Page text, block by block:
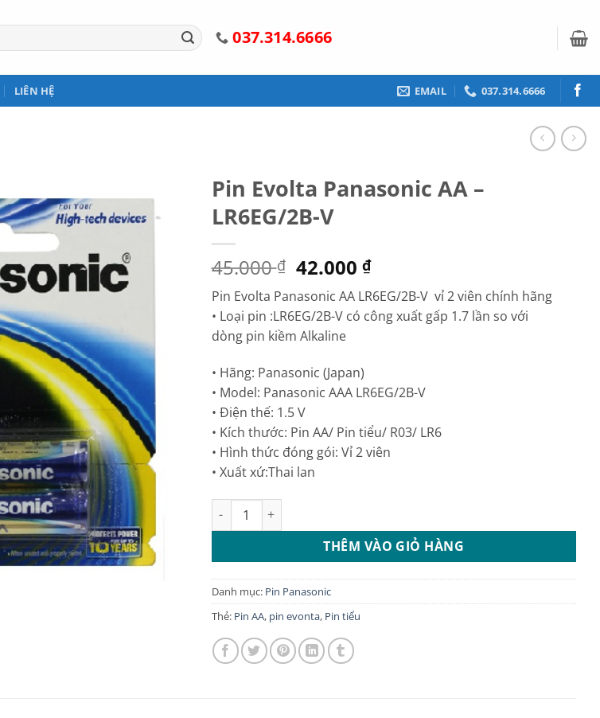
037.314.6666
LIÊN HỆ EMAIL 037.314.6666
Pin Evolta Panasonic AA –
LR6EG/2B-V
45.000₫ Giá
gốc
là:
45.000 ₫.
42.000 ₫Giá
hiện
tại
là:
Pin Evolta Panasonic AA LR6EG/2B-V vỉ 2 viên chính hãng
• Loại pin :LR6EG/2B-V có công xuất gấp 1.7 lần so với
dòng pin kiềm Alkaline
• Hãng: Panasonic (Japan)
• Model: Panasonic AAA LR6EG/2B-V
• Điện thế: 1.5 V
• Kích thước: Pin AA/ Pin tiểu/ R03/ LR6
• Hình thức đóng gói: Vỉ 2 viên
• Xuất xứ:Thai lan
Pin Evolta Panasonic AA – LR6EG/2B-V số lượng
THÊM VÀO GIỎ HÀNG
Danh mục: Pin Panasonic
Thẻ: Pin AA, pin evonta, Pin tiểu